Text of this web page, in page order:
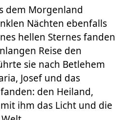
dem Morgenland
Nächten ebenfalls
hellen Sternes fanden
Reise den
sie nach Betlehem
Josef und das
den Heiland,
ihm das Licht und die